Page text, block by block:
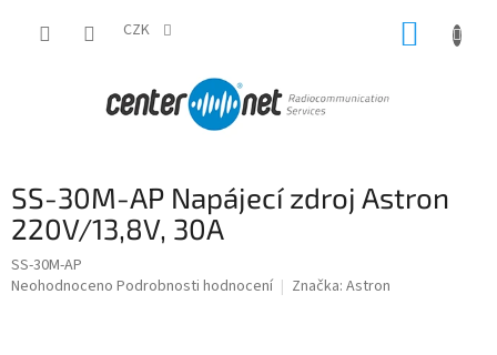
CZK
SS-30M-AP Napájecí zdroj Astron
220V/13,8V, 30A
SS-30M-AP
Průměrné
Neohodnoceno Podrobnosti hodnocení Značka: Astron